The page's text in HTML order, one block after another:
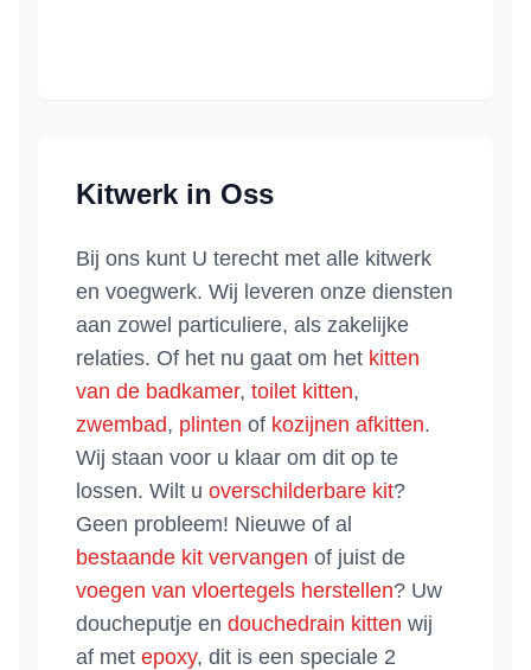
Kitwerk in Oss
Bij ons kunt U terecht met alle kitwerk
en voegwerk. Wij leveren onze diensten
aan zowel particuliere, als zakelijke
relaties. Of het nu gaat om het kitten
van de badkamer, toilet kitten,
zwembad, plinten of kozijnen afkitten.
Wij staan voor u klaar om dit op te
lossen. Wilt u overschilderbare kit?
Geen probleem! Nieuwe of al
bestaande kit vervangen of juist de
voegen van vloertegels herstellen? Uw
doucheputje en douchedrain kitten wij
af met epoxy, dit is een speciale 2